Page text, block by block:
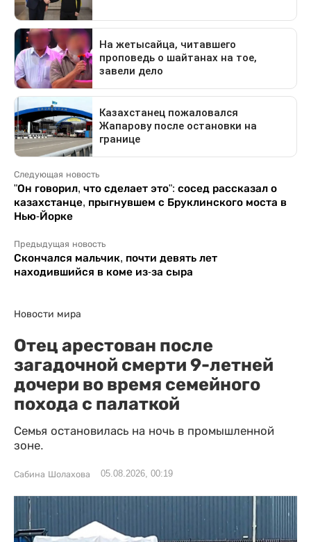
Следующая новость
"Он говорил, что сделает это": сосед рассказал о
казахстанце, прыгнувшем с Бруклинского моста в
Нью-Йорке
Предыдущая новость
Скончался мальчик, почти девять лет
находившийся в коме из-за сыра
Новости мира
Отец арестован после
загадочной смерти 9-летней
дочери во время семейного
похода с палаткой
Семья остановилась на ночь в промышленной
зоне.
Сабина Шолахова 05.08.2026, 00:19